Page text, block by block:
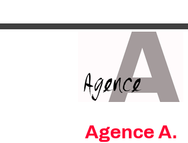
Agence A.